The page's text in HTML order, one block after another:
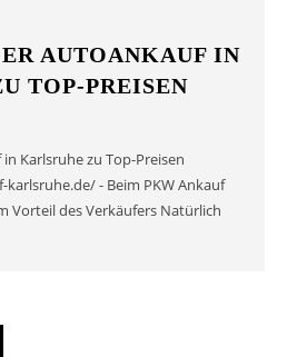
AUTOANKAUF IN
TOP-PREISEN
Karlsruhe zu Top-Preisen
- Beim PKW Ankauf
Vorteil des Verkäufers Natürlich